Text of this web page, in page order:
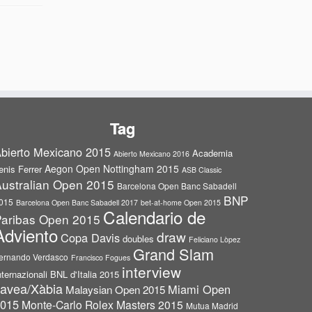
Tag
Mexicano 2015 Abierto Mexicano 2016 Academia
Ferrer Aegon Open Nottingham 2015 ASB Classic
Open 2015 Barcelona Open Banc Sabadell
Barcelona Open Banc Sabadell 2017 bet-at-home Open 2015 BNP
Open 2015 Calendario de
Copa Davis doubles draw Feliciano Lòpez
Verdasco Francisco Fogues Grand Slam
BNL d'Italia 2015 interview
Xàbia Malaysian Open 2015 Miami Open
Monte-Carlo Rolex Masters 2015 Mutua Madrid